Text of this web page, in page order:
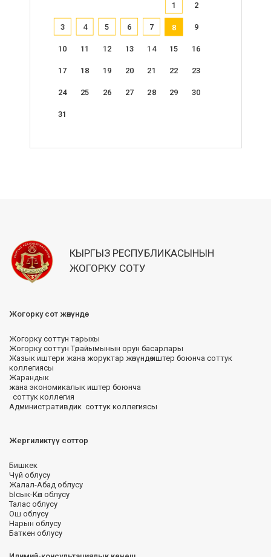
1 2
3 4 5 6 7 8 9
10 11 12 13 14 15 16
17 18 19 20 21 22 23
24 25 26 27 28 29 30
31
КЫРГЫЗ РЕСПУБЛИКАСЫНЫН
ЖОГОРКУ СОТУ
Жогорку сот жөнүндө
Жогорку соттун тарыхы
Жогорку соттун Төрайымынын орун басарлары
Жазык иштери жана жоруктар жөнүндө иштер боюнча соттук
коллегиясы
Жарандык
жана экономикалык иштер боюнча
соттук коллегия
Административдик соттук коллегиясы
Жергиликтүү соттор
Бишкек
Чүй облусу
Жалал-Абад облусу
Ысык-Көл облусу
Талас облусу
Ош облусу
Нарын облусу
Баткен облусу